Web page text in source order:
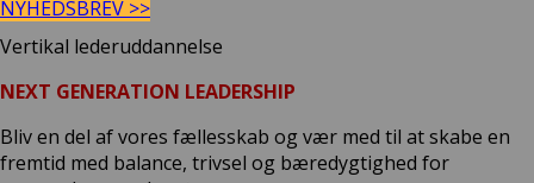
NYHEDSBREV >>
Vertikal lederuddannelse
NEXT GENERATION LEADERSHIP
Bliv en del af vores fællesskab og vær med til at skabe en
fremtid med balance, trivsel og bæredygtighed for